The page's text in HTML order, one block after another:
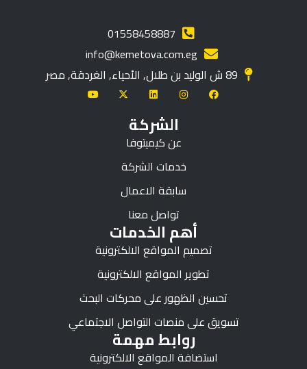
01558458887
info@kemetova.com.eg
89 ش الوليد بن طلال, الأحياء, الغردقة, مصر
الشركة
عن كيميتوفا
خدمات الشركة
سابقة الاعمال
تواصل معنا
أهم الخدمات
تصميم المواقع الالكترونية
تطوير المواقع الالكترونية
تحسين الظهور على محركات البحث
تسويق على منصات التواصل الاجتماعي
روابط مهمة
استضافة المواقع الالكترونية